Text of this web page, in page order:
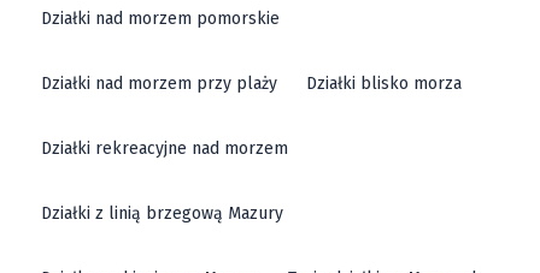
to wieś usytuowana w pobliżu Karkonoszy, co sprawia,
wśród miłośników gór i aktywnego wypoczynku. Działki
pięknymi widokami, ale także dogodną lokalizacją -
Działki nad morzem pomorskie
Działki nad morzem przy plaży Działki blisko morza
Działki rekreacyjne nad morzem
Działki z linią brzegową Mazury